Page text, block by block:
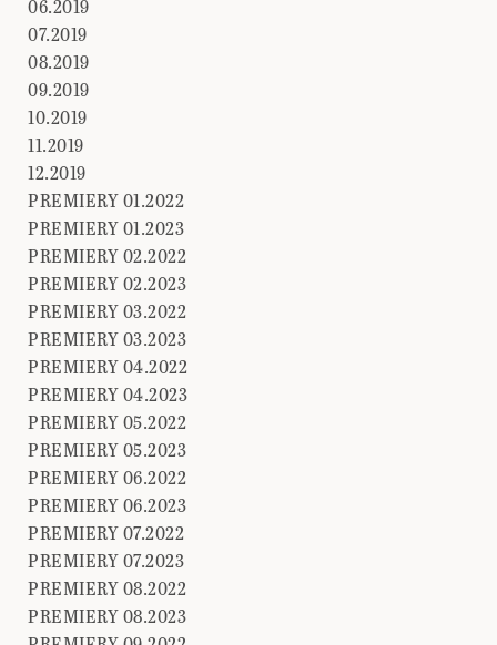
06.2019
07.2019
08.2019
09.2019
10.2019
11.2019
12.2019
PREMIERY 01.2022
PREMIERY 01.2023
PREMIERY 02.2022
PREMIERY 02.2023
PREMIERY 03.2022
PREMIERY 03.2023
PREMIERY 04.2022
PREMIERY 04.2023
PREMIERY 05.2022
PREMIERY 05.2023
PREMIERY 06.2022
PREMIERY 06.2023
PREMIERY 07.2022
PREMIERY 07.2023
PREMIERY 08.2022
PREMIERY 08.2023